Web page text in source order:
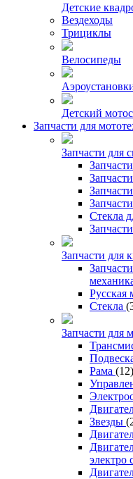
Детские
Вездеходы
Трициклы
Велосипеды
Детский
Запчасти для
Запчасти для
Стекла
Запчасти для
Русская
Стекла
Запчасти для
Рама (12)
Звезды
электро